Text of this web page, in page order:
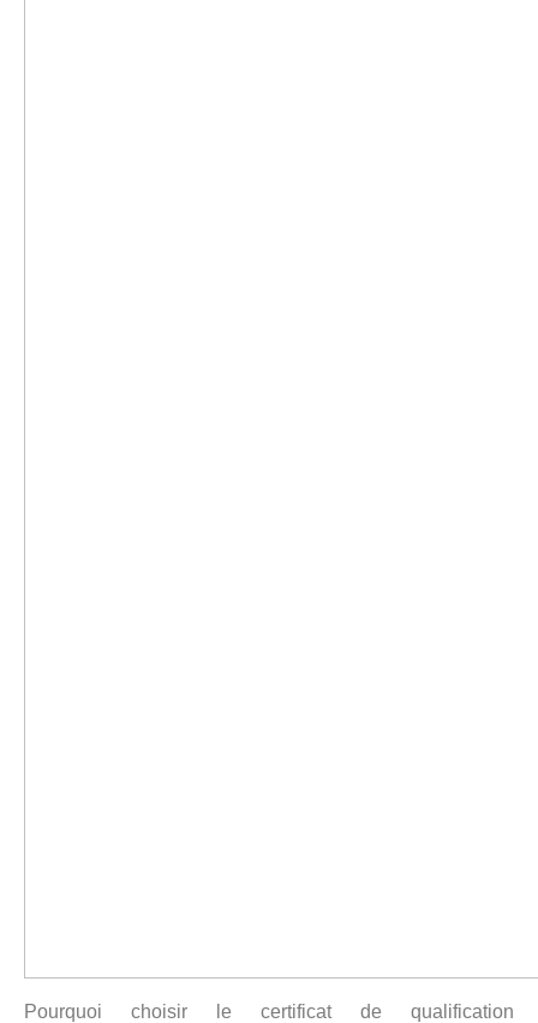
Pourquoi choisir le certificat de qualification